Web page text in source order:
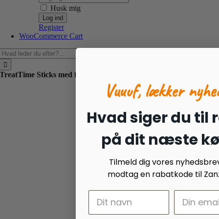
Husk mig
Register
WooCommerce Cart
TreatTime Sticks med fjerkræ 17cm
Vuuuf, lækker
Hvad siger du til
på dit næste
Tilmeld dig vores
modtag en rabatkode til